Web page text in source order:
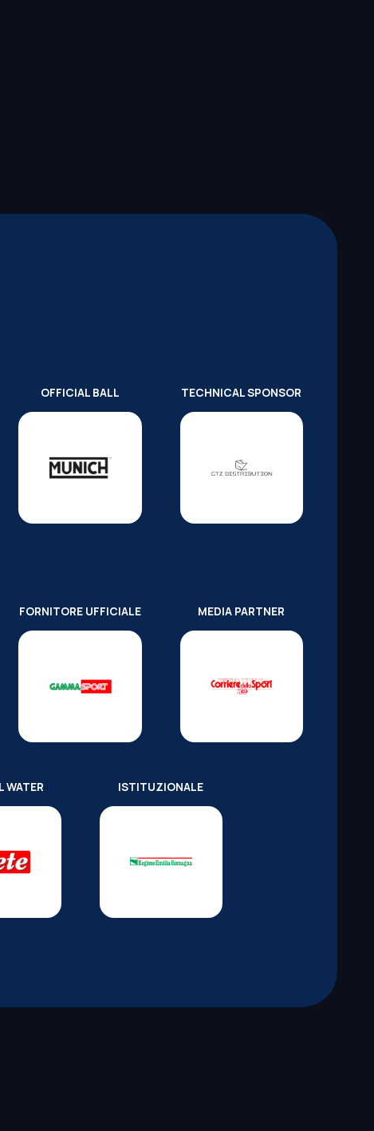
OFFICIAL BALL TECHNICAL SPONSOR
FORNITORE UFFICIALE MEDIA PARTNER
WATER ISTITUZIONALE